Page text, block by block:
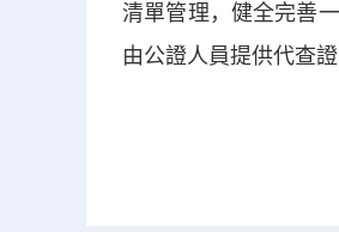
清單管理，健全完善
由公證人員提供代查